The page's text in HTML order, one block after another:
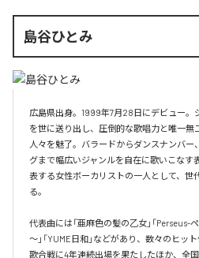
島谷ひとみ
広島県出身。1999年7月28日にデビュー。
を世に送り出し、圧倒的な歌唱力と唯一無
人々を魅了。バラードからダンスナンバ
グまで幅広いジャンルを自在に歌いこなす
表する女性ボーカリストの一人として、世
る。
代表曲には「亜麻色の髪の乙女」「Perseus-
～」「YUME日和」などがあり、数々のヒッ
歌合戦に4年連続出場を果たしたほか、全